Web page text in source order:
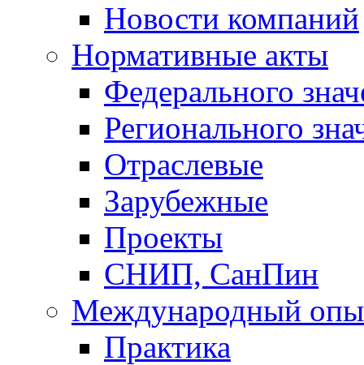
Новости компаний
Нормативные акты
Федерального
Регионального
Отраслевые
Зарубежные
Проекты
СНИП, СанПин
Международный
Практика